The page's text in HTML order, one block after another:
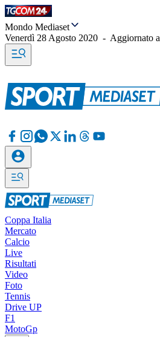
Mondo Mediaset
Venerdì 28 Agosto 2020 - Aggiornato
Coppa Italia
Mercato
Calcio
Live
Risultati
Video
Foto
Tennis
Drive UP
F1
MotoGp